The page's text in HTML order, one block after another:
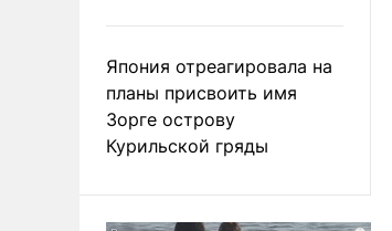
Япония отреагировала на
планы присвоить имя
Зорге острову
Курильской гряды